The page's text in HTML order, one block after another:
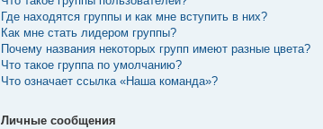
Где находятся группы и как мне вступить в них?
Как мне стать лидером группы?
Почему названия некоторых групп имеют разные цвета?
Что такое группа по умолчанию?
Что означает ссылка «Наша команда»?
Личные сообщения